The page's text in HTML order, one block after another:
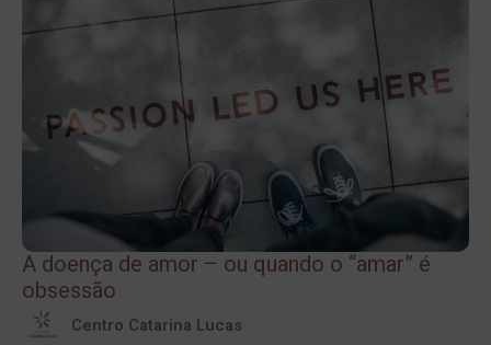
A doença de amor – ou quando o “amar” é
obsessão
Centro Catarina Lucas